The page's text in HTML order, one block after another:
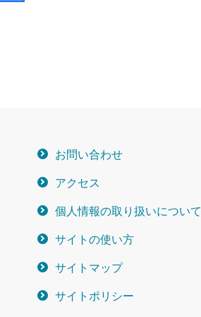
お問い合わせ
アクセス
個人情報の取り扱いについて
サイトの使い方
サイトマップ
サイトポリシー